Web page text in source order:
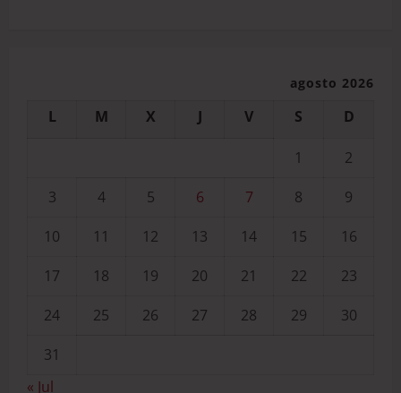
agosto 2026
L M X J V S D
1
2
3
4 5 6 7 8
9
10
11 12 13 14 15
16
17
18 19 20 21 22
23
24
25 26 27 28 29
30
31
« Jul